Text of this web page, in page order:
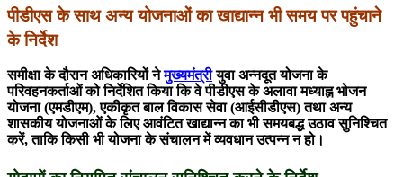
पीडीएस के साथ अन्य योजनाओं का खाद्यान्न भी समय पर पहुंचाने
के निर्देश
समीक्षा के दौरान अधिकारियों नेमुख्यमंत्रीयुवा अन्नदूत योजना के
परिवहनकर्ताओं को निर्देशित किया कि वे पीडीएस के अलावा मध्याह्न भोजन
योजना (एमडीएम), एकीकृत बाल विकास सेवा (आईसीडीएस) तथा अन्य
शासकीय योजनाओं के लिए आवंटित खाद्यान्न का भी समयबद्ध उठाव सुनिश्चित
करें, ताकि किसी भी योजना के संचालन में व्यवधान उत्पन्न न हो।